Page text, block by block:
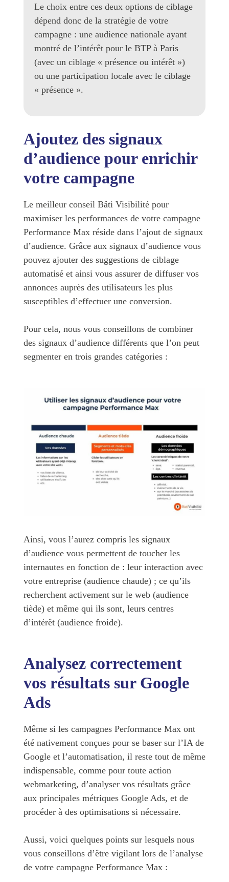
Le choix entre ces deux options de ciblage
dépend donc de la stratégie de votre
campagne : une audience nationale ayant
montré de l’intérêt pour le BTP à Paris
(avec un ciblage « présence ou intérêt »)
ou une participation locale avec le ciblage
« présence ».
Ajoutez des signaux
d’audience pour enrichir
votre campagne
Le meilleur conseil Bâti Visibilité pour
maximiser les performances de votre campagne
Performance Max réside dans l’ajout de signaux
d’audience. Grâce aux signaux d’audience vous
pouvez ajouter des suggestions de ciblage
automatisé et ainsi vous assurer de diffuser vos
annonces auprès des utilisateurs les plus
susceptibles d’effectuer une conversion.
Pour cela, nous vous conseillons de combiner
des signaux d’audience différents que l’on peut
segmenter en trois grandes catégories :
Ainsi, vous l’aurez compris les signaux
d’audience vous permettent de toucher les
internautes en fonction de : leur interaction avec
votre entreprise (audience chaude) ; ce qu’ils
recherchent activement sur le web (audience
tiède) et même qui ils sont, leurs centres
d’intérêt (audience froide).
Analysez correctement
vos résultats sur Google
Ads
Même si les campagnes Performance Max ont
été nativement conçues pour se baser sur l’IA de
Google et l’automatisation, il reste tout de même
indispensable, comme pour toute action
webmarketing, d’analyser vos résultats grâce
aux principales métriques Google Ads, et de
procéder à des optimisations si nécessaire.
Aussi, voici quelques points sur lesquels nous
vous conseillons d’être vigilant lors de l’analyse
de votre campagne Performance Max :